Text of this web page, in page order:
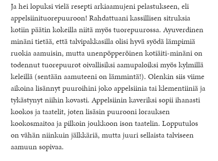
Ja hei lopuksi vielä resepti arkiaamujeni pelastukseen, eli
appelsiinituorepuuroon! Rahdattuani kassillisen sitruksia
kotiin päätin kokeilla niitä myös tuorepuurossa. Ayuverdinen
minäni tietää, että talvipakkasilla olisi hyvä syödä lämpimiä
ruokia aamuisin, mutta unenpöpperöinen kotiäiti-minäni on
todennut tuorepuurot oivallisiksi aamupaloiksi myös kylmillä
keleillä (sentään aamuteeni on lämmintä!). Olenkin siis viime
aikoina lisännyt puuroihini joko appelsiinia tai klementiiniä ja
tykästynyt niihin kovasti. Appelsiinin kaveriksi sopii ihanasti
kookos ja taatelit, joten lisäsin puurooni lorauksen
kookosmaitoa ja pilkoin joukkoon ison taatelin. Lopputulos
on vähän niinkuin jälkkäriä, mutta juuri sellaista talviseen
aamuun sopivaa.